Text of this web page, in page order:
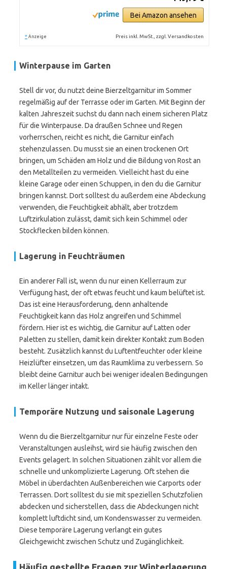
Bei Amazon ansehen
* Anzeige Preis inkl. MwSt., zzgl. Versandkosten
Winterpause im Garten
Stell dir vor, du nutzt deine Bierzeltgarnitur im Sommer
regelmäßig auf der Terrasse oder im Garten. Mit Beginn der
kalten Jahreszeit suchst du dann nach einem sicheren Platz
für die Winterpause. Da draußen Schnee und Regen
vorherrschen, reicht es nicht, die Garnitur einfach
stehenzulassen. Du musst sie an einen trockenen Ort
bringen, um Schäden am Holz und die Bildung von Rost an
den Metallteilen zu vermeiden. Vielleicht hast du eine
kleine Garage oder einen Schuppen, in den du die Garnitur
bringen kannst. Dort solltest du außerdem eine Abdeckung
verwenden, die Feuchtigkeit abhält, aber trotzdem
Luftzirkulation zulässt, damit sich kein Schimmel oder
Stockflecken bilden können.
Lagerung in Feuchträumen
Ein anderer Fall ist, wenn du nur einen Kellerraum zur
Verfügung hast, der oft etwas feucht und kaum belüftet ist.
Das ist eine Herausforderung, denn anhaltende
Feuchtigkeit kann das Holz angreifen und Schimmel
fördern. Hier ist es wichtig, die Garnitur auf Latten oder
Paletten zu stellen, damit kein direkter Kontakt zum Boden
besteht. Zusätzlich kannst du Luftentfeuchter oder kleine
Heizlüfter einsetzen, um das Raumklima zu verbessern. So
bleibt deine Garnitur auch bei weniger idealen Bedingungen
im Keller länger intakt.
Temporäre Nutzung und saisonale Lagerung
Wenn du die Bierzeltgarnitur nur für einzelne Feste oder
Veranstaltungen ausleihst, wird sie häufig zwischen den
Events gelagert. In solchen Situationen zählt vor allem die
schnelle und unkomplizierte Lagerung. Oft stehen die
Möbel in überdachten Außenbereichen wie Carports oder
Terrassen. Dort solltest du sie mit speziellen Schutzfolien
abdecken und sicherstellen, dass die Abdeckungen nicht
komplett luftdicht sind, um Kondenswasser zu vermeiden.
Diese temporäre Lagerung verlangt ein gutes
Gleichgewicht zwischen Schutz und Zugänglichkeit.
Häufig gestellte Fragen zur Winterlagerung